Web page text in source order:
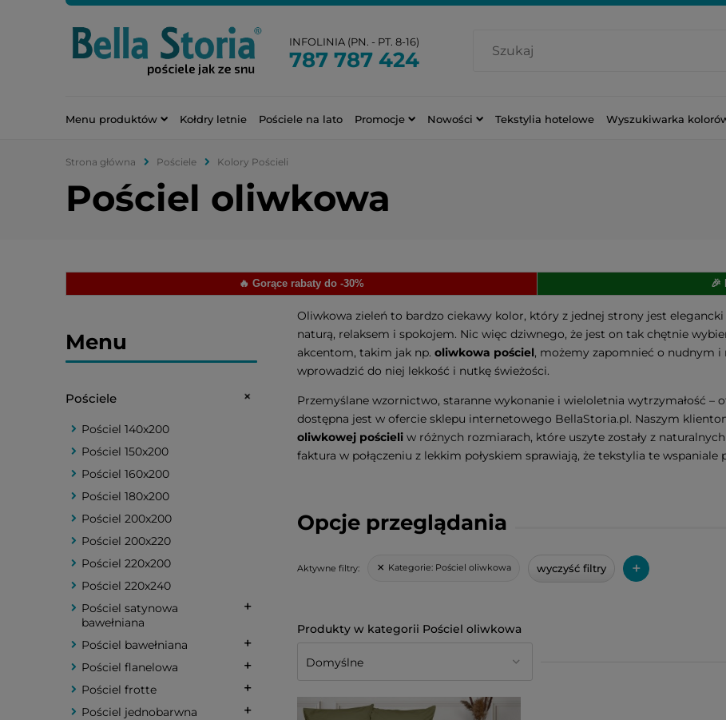
INFOLINIA (PN. - PT. 8-16)
787 787 424
Menu produktów Kołdry letnie Pościele na lato Promocje Nowości Tekstylia hotelowe Wyszukiwarka
Strona główna Pościele Kolory Pościeli
Pościel oliwkowa
🔥 Gorące rabaty do -30% 🎉
Menu
Pościele
Pościel 140x200
Pościel 150x200
Pościel 160x200
Pościel 180x200
Pościel 200x200
Pościel 200x220
Pościel 220x200
Pościel 220x240
Pościel satynowa
bawełniana
Pościel bawełniana
Pościel flanelowa
Pościel frotte
Pościel jednobarwna
Opcje przeglądania
Aktywne filtry: Kategorie: Pościel oliwkowa wyczyść filtry +
Oliwkowa zieleń to bardzo ciekawy kolor, który z jednej strony jest
naturą, relaksem i spokojem. Nic więc dziwnego, że jest on tak chętnie
akcentom, takim jak np. oliwkowa pościel, możemy zapomnieć o nudnym
wprowadzić do niej lekkość i nutkę świeżości.
Przemyślane wzornictwo, staranne wykonanie i wieloletnia wytrzymałość –
dostępna jest w ofercie sklepu internetowego BellaStoria.pl. Naszym
oliwkowej pościeli w różnych rozmiarach, które uszyte zostały z
faktura w połączeniu z lekkim połyskiem sprawiają, że tekstylia te wspaniale
Pościel oliwkowa